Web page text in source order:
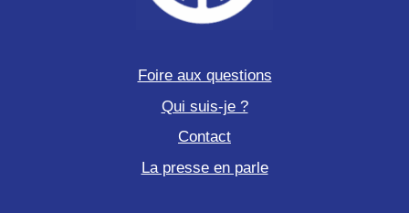
Foire aux questions
Qui suis-je ?
Contact
La presse en parle